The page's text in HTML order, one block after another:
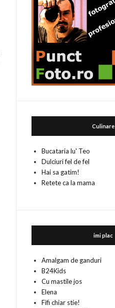
Culinare
Bucataria lu' Teo
Dulciuri fel de fel
Hai sa gatim!
Retete ca la mama
imi plac
Amalgam de ganduri
B24Kids
Cu mastile jos
Elena
Fifi chiar stie!